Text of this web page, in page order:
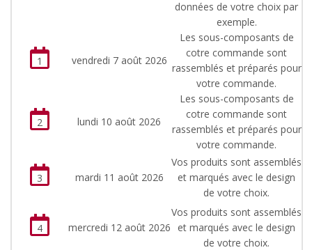
données de votre choix par
exemple.
1 vendredi 7 août 2026
Les sous-composants de
cotre commande sont
rassemblés et préparés pour
votre commande.
2 lundi 10 août 2026
Les sous-composants de
cotre commande sont
rassemblés et préparés pour
votre commande.
3 mardi 11 août 2026
Vos produits sont assemblés
et marqués avec le design
de votre choix.
4 mercredi 12 août 2026
Vos produits sont assemblés
et marqués avec le design
de votre choix.